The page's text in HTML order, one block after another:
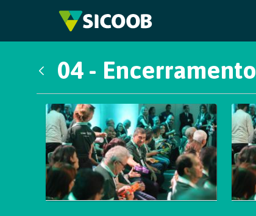
Pular para o Conteúdo principal
04 - Encerramento
Galeria de Mídias